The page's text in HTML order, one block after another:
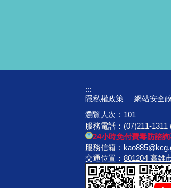
:::
隱私權政策
網站安全
瀏覽人次： 101
服務電話：(07)211-1311
24小時免付費毒防諮
服務信箱：
交通位置： 801204 高雄